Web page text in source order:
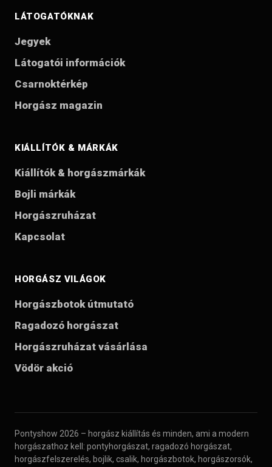
LÁTOGATÓKNAK
Jegyek
Látogatói információk
Csarnoktérkép
Horgász magazin
KIÁLLÍTÓK & MÁRKÁK
Kiállítók & horgászmárkák
Bojli márkák
Horgászruházat
Kapcsolat
HORGÁSZ VILÁGOK
Horgászbotok útmutató
Ragadozó horgászat
Horgászruházat vásárlása
Vödör akció
Pontyshow 2026 – horgász kiállítás és minden, ami a modern
horgászathoz kell: pontyhorgászat, ragadozó horgászat,
horgászfelszerelés, bojlik, csalik, horgászbotok, horgászorsók,